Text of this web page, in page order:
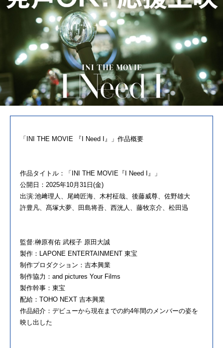
「INI THE MOVIE 『I Need I』」作品概要
作品タイトル：「INI THE MOVIE『I Need I』」
公開日：2025年10月31日(金)
出演:池﨑理人、尾崎匠海、木村柾哉、後藤威尊、佐野雄大
許豊凡、髙塚大夢、田島将吾、西洸人、藤牧京介、松田迅
監督:榊原有佑 武桜子 原田大誠
製作：LAPONE ENTERTAINMENT 東宝
制作プロダクション：吉本興業
制作協力：and pictures Your Films
製作幹事：東宝
配給：TOHO NEXT 吉本興業
作品紹介：デビューから現在までの約4年間のメンバーの姿を
映し出した